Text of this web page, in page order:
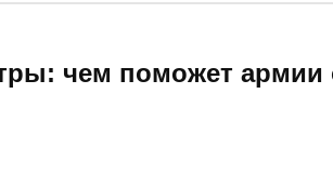
чем поможет армии